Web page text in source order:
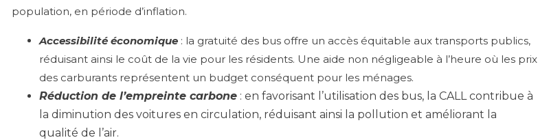
population, en période d’inflation.
Accessibilité économique : la gratuité des bus offre un accès équitable aux transports publics,
réduisant ainsi le coût de la vie pour les résidents. Une aide non négligeable à l’heure où les prix
des carburants représentent un budget conséquent pour les ménages.
Réduction de l’empreinte carbone : en favorisant l’utilisation des bus, la CALL contribue à
la diminution des voitures en circulation, réduisant ainsi la pollution et améliorant la
qualité de l’air.